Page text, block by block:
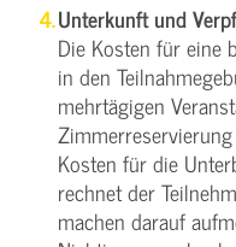
Unterkunft und
Die Kosten für eine
in den
mehrtägigen
Kosten für die
rechnet der
machen darauf